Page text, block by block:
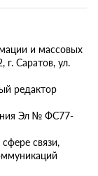
и массовых
Саратов, ул.
редактор
Эл № ФС77-
связи,